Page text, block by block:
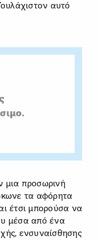
αυτό
προσωρινή
τα αφόρητα
έτσι μπορούσα να
μέσα από ένα
ενσυναίσθησης